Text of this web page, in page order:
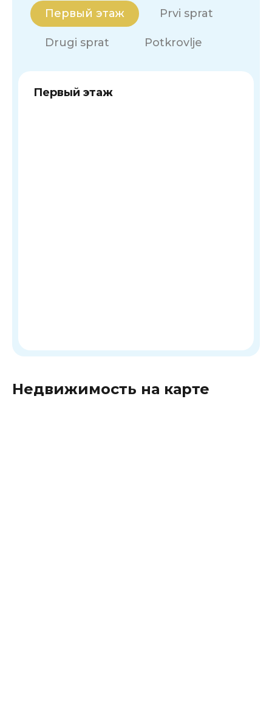
Первый этаж Prvi sprat
Drugi sprat Potkrovlje
Первый этаж
Недвижимость на карте